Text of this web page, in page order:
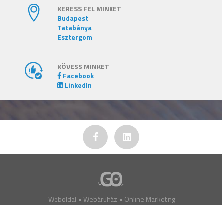
KERESS FEL MINKET
Budapest
Tatabánya
Esztergom
KÖVESS MINKET
Facebook
LinkedIn
Weboldal • Webáruház • Online Marketing